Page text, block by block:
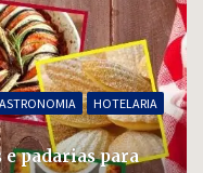
HOTELARIA
e padarias para